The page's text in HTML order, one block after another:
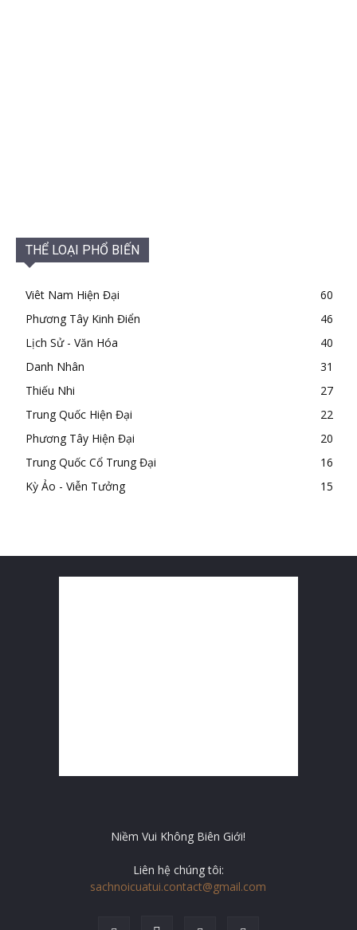
THỂ LOẠI PHỔ BIẾN
Viêt Nam Hiện Đại
60
Phương Tây Kinh Điển
46
Lịch Sử - Văn Hóa
40
Danh Nhân
31
Thiếu Nhi
27
Trung Quốc Hiện Đại
22
Phương Tây Hiện Đại
20
Trung Quốc Cổ Trung Đại
16
Kỳ Ảo - Viễn Tưởng
15
Niềm Vui Không Biên Giới!
Liên hệ chúng tôi:
sachnoicuatui.contact@gmail.com